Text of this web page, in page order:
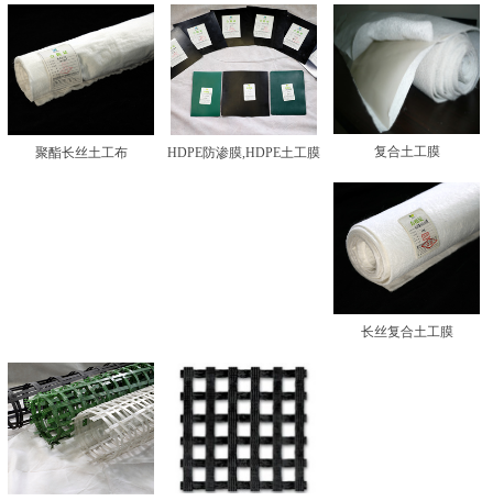
聚酯长丝土工布 HDPE防渗膜,HDPE土工膜 复合土工膜
长丝复合土工膜